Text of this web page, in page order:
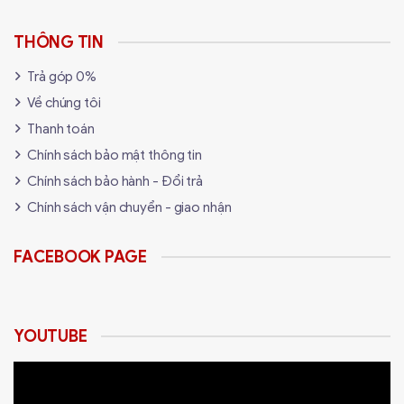
Tương Thích Với Nhiều Game:
thích với nhiều tựa game đua xe và phần mềm mô
phỏng, mang lại sự linh hoạt trong việc kết nối và sử
THÔNG TIN
Trả góp 0%
Về chúng tôi
Thanh toán
Chính sách bảo mật thông tin
Chính sách bảo hành - Đổi trả
Chính sách vận chuyển - giao nhận
FACEBOOK PAGE
YOUTUBE